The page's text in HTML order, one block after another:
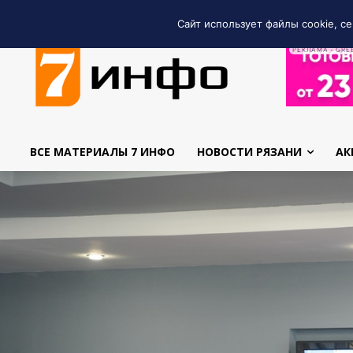
РЕКЛАМА •
ВСЕ МАТЕРИАЛЫ 7 ИНФО НОВОСТИ РЯЗАНИ
Сайт использует файлы cookie,